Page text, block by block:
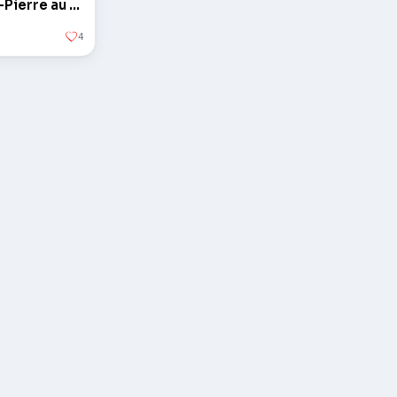
L'obélisque sur la Place Saint-Pierre au Vatican
4